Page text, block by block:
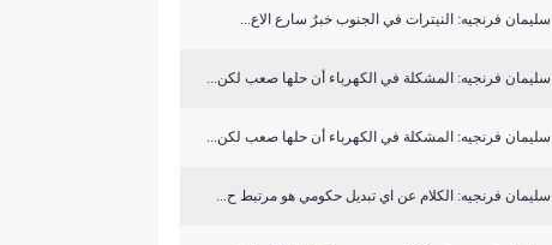
سليمان فرنجيه: النيترات في الجنوب خبرٌ سارع الاع...
سليمان فرنجيه: المشكلة في الكهرباء أن حلها صعب لكن...
سليمان فرنجيه: المشكلة في الكهرباء أن حلها صعب لكن...
سليمان فرنجيه: الكلام عن اي تبديل حكومي هو مرتبط ح...